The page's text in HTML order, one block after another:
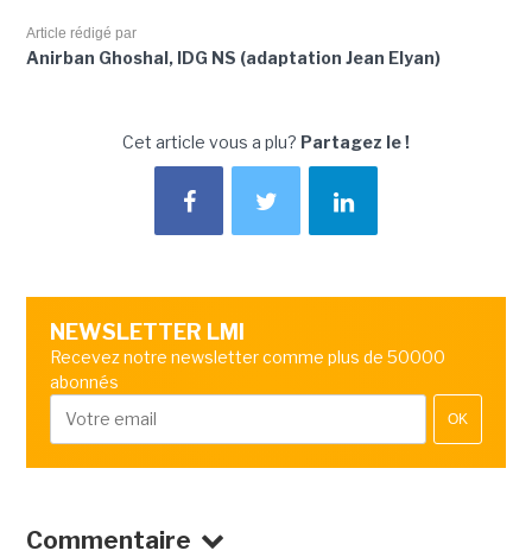
Article rédigé par
Anirban Ghoshal, IDG NS (adaptation Jean Elyan)
Cet article vous a plu? Partagez le !
NEWSLETTER LMI
Recevez notre newsletter comme plus de 50000
abonnés
OK
Commentaire